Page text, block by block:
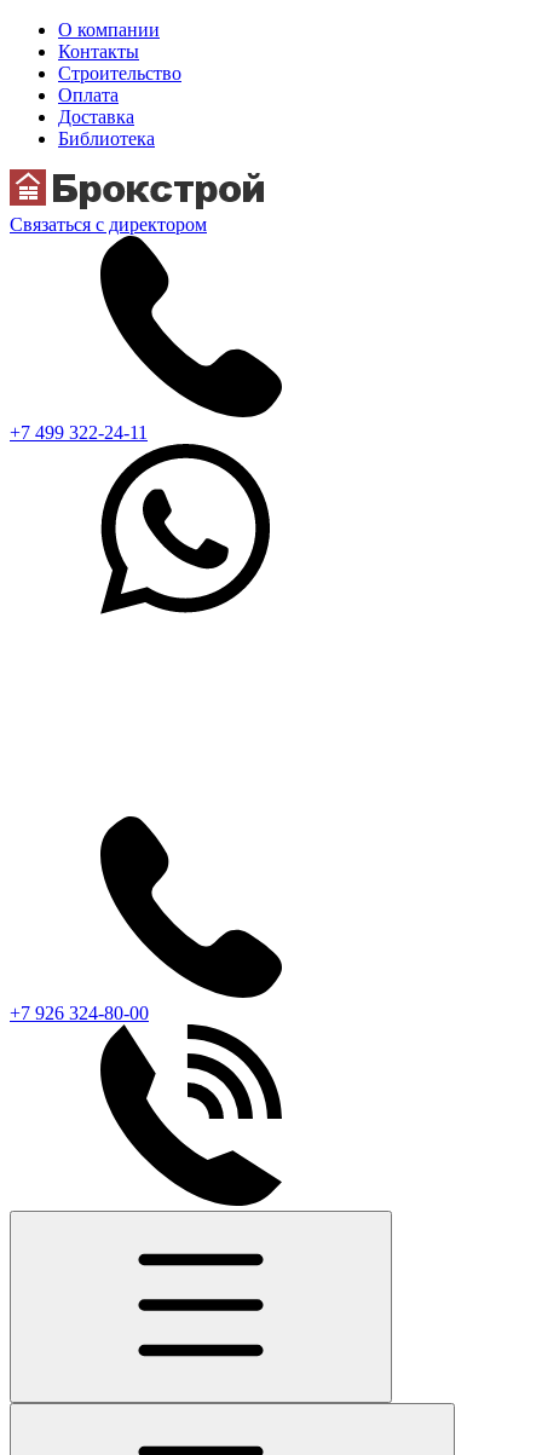
О компании
Контакты
Строительство
Оплата
Доставка
Библиотека
Связаться с директором
+7 499 322-24-11
+7 926 324-80-00